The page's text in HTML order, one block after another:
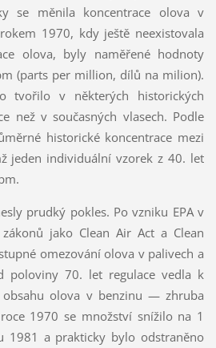
se měnila koncentrace olova v
1970, kdy ještě neexistovala
olova, byly naměřené hodnoty
(parts per million, dílů na milion).
tvořilo v některých historických
než v současných vlasech. Podle
historické koncentrace mezi
jeden individuální vzorek z 40. let
prudký pokles. Po vzniku EPA v
jako Clean Air Act a Clean
omezování olova v palivech a
poloviny 70. let regulace vedla k
obsahu olova v benzinu — zhruba
1970 se množství snížilo na 1
1981 a prakticky bylo odstraněno